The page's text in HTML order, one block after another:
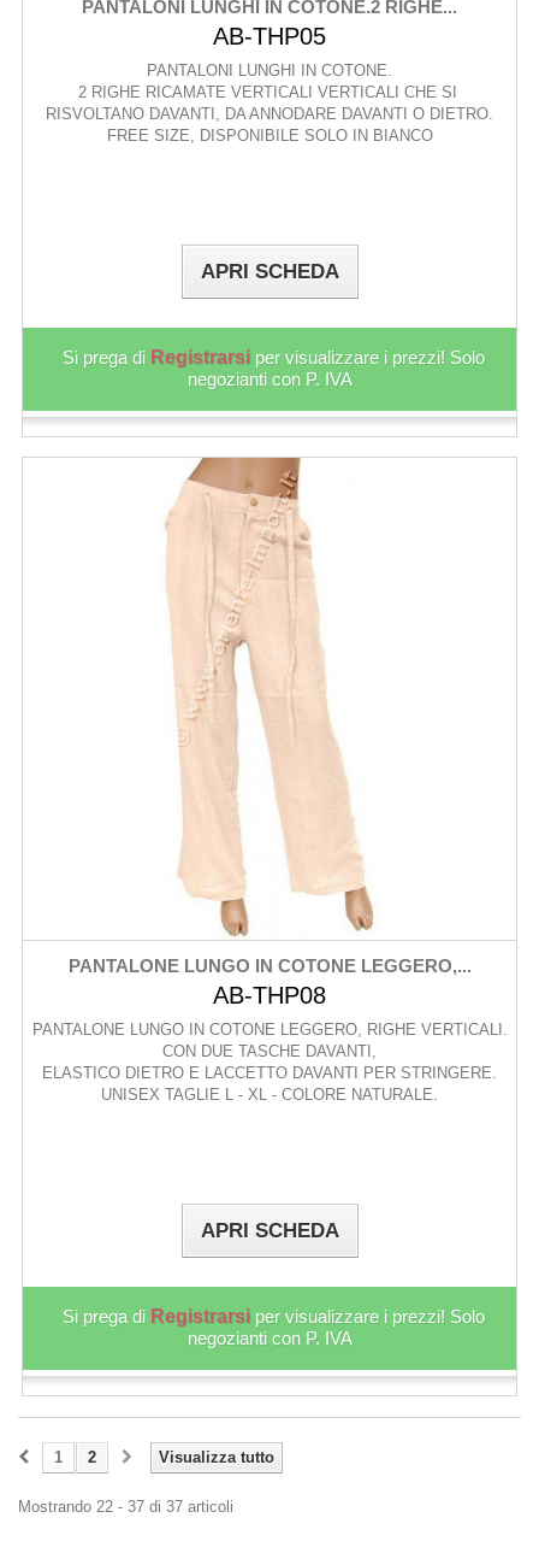
PANTALONI LUNGHI IN COTONE.2 RIGHE...
AB-THP05
PANTALONI LUNGHI IN COTONE.
2 RIGHE RICAMATE VERTICALI VERTICALI CHE SI
RISVOLTANO DAVANTI, DA ANNODARE DAVANTI O DIETRO.
FREE SIZE, DISPONIBILE SOLO IN BIANCO
APRI SCHEDA
Si prega di Registrarsi per visualizzare i prezzi! Solo
negozianti con P. IVA
PANTALONE LUNGO IN COTONE LEGGERO,...
AB-THP08
PANTALONE LUNGO IN COTONE LEGGERO, RIGHE VERTICALI.
CON DUE TASCHE DAVANTI,
ELASTICO DIETRO E LACCETTO DAVANTI PER STRINGERE.
UNISEX TAGLIE L - XL - COLORE NATURALE.
APRI SCHEDA
Si prega di Registrarsi per visualizzare i prezzi! Solo
negozianti con P. IVA
Visualizza tutto
1 2
Mostrando 22 - 37 di 37 articoli